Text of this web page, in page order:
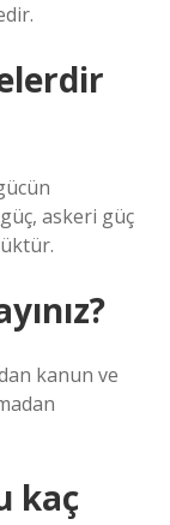
askeri güç
kanun ve
kaç